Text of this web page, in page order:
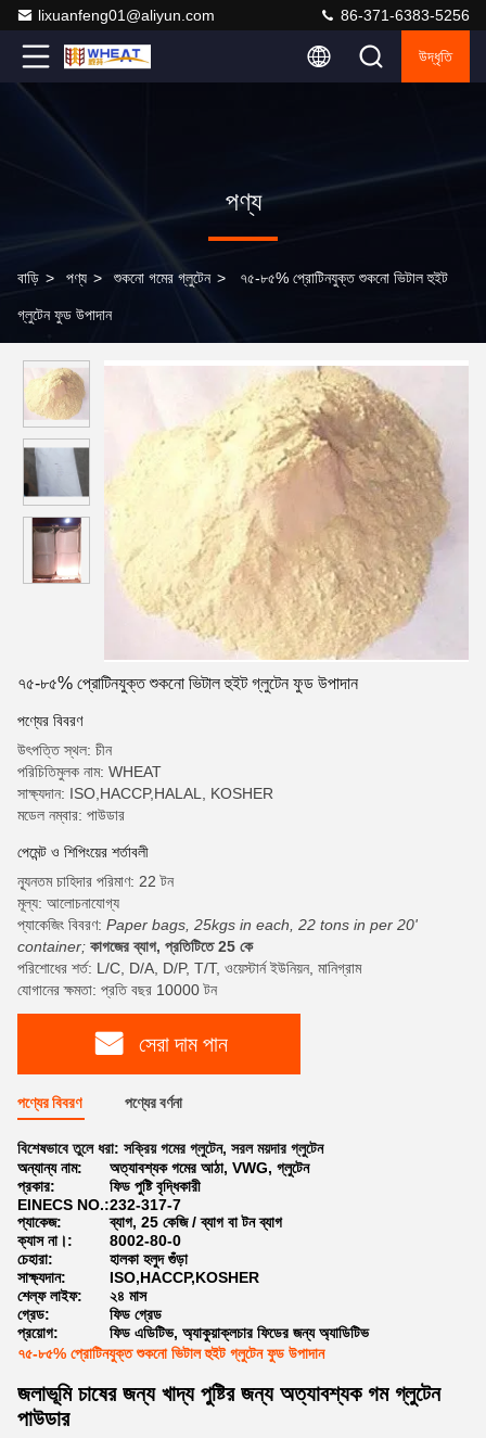
lixuanfeng01@aliyun.com 86-371-6383-5256
উদ্ধৃতি
পণ্য
বাড়ি > পণ্য > শুকনো গমের গ্লুটেন > ৭৫-৮৫% প্রোটিনযুক্ত শুকনো ভিটাল হুইট
গ্লুটেন ফুড উপাদান
৭৫-৮৫% প্রোটিনযুক্ত শুকনো ভিটাল হুইট গ্লুটেন ফুড উপাদান
পণ্যের বিবরণ
উৎপত্তি স্থল: চীন
পরিচিতিমুলক নাম: WHEAT
সাক্ষ্যদান: ISO,HACCP,HALAL, KOSHER
মডেল নম্বার: পাউডার
পেমেন্ট ও শিপিংয়ের শর্তাবলী
ন্যূনতম চাহিদার পরিমাণ: 22 টন
মূল্য: আলোচনাযোগ্য
প্যাকেজিং বিবরণ: Paper bags, 25kgs in each, 22 tons in per 20'
container; কাগজের ব্যাগ, প্রতিটিতে 25 কে
পরিশোধের শর্ত: L/C, D/A, D/P, T/T, ওয়েস্টার্ন ইউনিয়ন, মানিগ্রাম
যোগানের ক্ষমতা: প্রতি বছর 10000 টন
সেরা দাম পান
পণ্যের বিবরণ পণ্যের বর্ণনা
বিশেষভাবে তুলে ধরা: সক্রিয় গমের গ্লুটেন, সরল ময়দার গ্লুটেন
অন্যান্য নাম:
অত্যাবশ্যক গমের আঠা, VWG, গ্লুটেন
প্রকার:
ফিড পুষ্টি বৃদ্ধিকারী
EINECS NO.:232-317-7
প্যাকেজ:
ব্যাগ, 25 কেজি / ব্যাগ বা টন ব্যাগ
ক্যাস না।:
8002-80-0
চেহারা:
হালকা হলুদ গুঁড়া
সাক্ষ্যদান:
ISO,HACCP,KOSHER
শেল্ফ লাইফ:
২৪ মাস
গ্রেড:
ফিড গ্রেড
প্রয়োগ:
ফিড এডিটিভ, অ্যাকুয়াক্লচার ফিডের জন্য অ্যাডিটিভ
৭৫-৮৫% প্রোটিনযুক্ত শুকনো ভিটাল হুইট গ্লুটেন ফুড উপাদান
জলাভূমি চাষের জন্য খাদ্য পুষ্টির জন্য অত্যাবশ্যক গম গ্লুটেন
পাউডার